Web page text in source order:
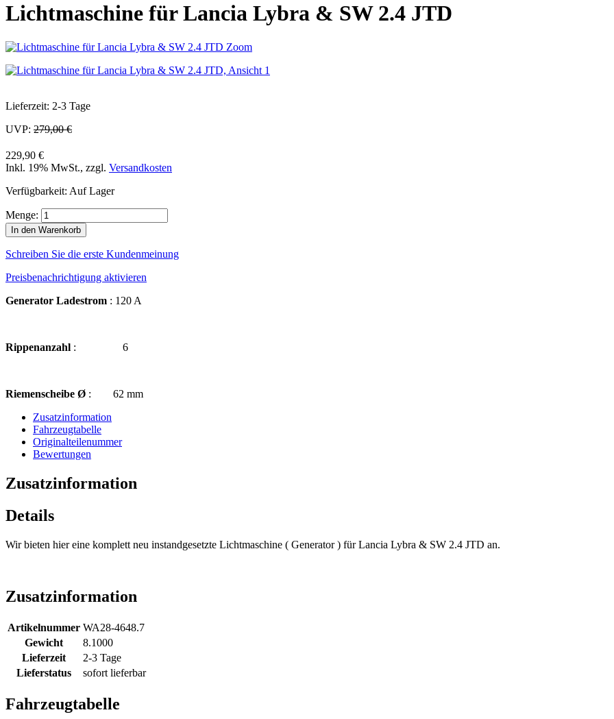
Lichtmaschine für Lancia Lybra & SW 2.4 JTD
Zoom
Lieferzeit: 2-3 Tage
UVP: 279,00 €
229,90 €
Inkl. 19% MwSt., zzgl. Versandkosten
Verfügbarkeit: Auf Lager
Menge:
In den Warenkorb
Schreiben Sie die erste Kundenmeinung
Preisbenachrichtigung aktivieren
Generator Ladestrom : 120 A
Rippenanzahl : 6
Riemenscheibe Ø : 62 mm
Zusatzinformation
Fahrzeugtabelle
Originalteilenummer
Bewertungen
Zusatzinformation
Details
Wir bieten hier eine komplett neu instandgesetzte Lichtmaschine ( Generator ) für Lancia Lybra & SW 2.4 JTD an.
Zusatzinformation
Artikelnummer WA28-4648.7
Gewicht
8.1000
Lieferzeit
2-3 Tage
Lieferstatus
sofort lieferbar
Fahrzeugtabelle